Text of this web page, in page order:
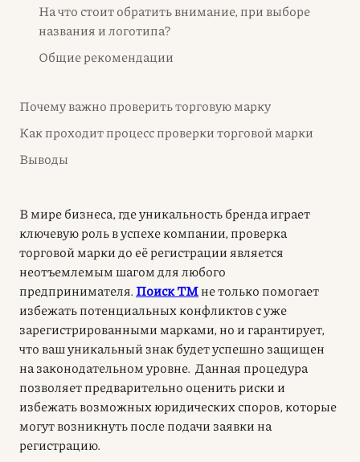
На что стоит обратить внимание, при выборе
названия и логотипа?
Общие рекомендации
Почему важно проверить торговую марку
Как проходит процесс проверки торговой марки
Выводы
В мире бизнеса, где уникальность бренда играет
ключевую роль в успехе компании,проверка
торговой марки до её регистрации является
неотъемлемым шагом для любого
предпринимателя.Поиск ТМне только помогает
избежать потенциальных конфликтов с уже
зарегистрированными марками, но и гарантирует,
что ваш уникальный знак будет успешно защищен
на законодательном уровне. Данная процедура
позволяет предварительно оценить риски и
избежать возможных юридических споров, которые
могут возникнуть после подачи заявки на
регистрацию.